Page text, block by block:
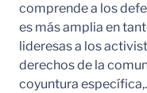
comprende a los
es más amplia en
lideresas a los
derechos de la
coyuntura